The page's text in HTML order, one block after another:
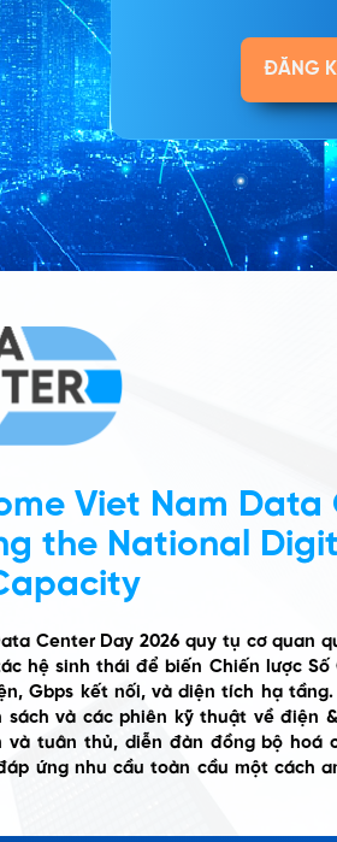
ĐĂNG
Viet Nam Data
the National
Center Day 2026 quy tụ cơ quan
hệ sinh thái để biến Chiến lược
Gbps kết nối, và diện tích hạ
sách và các phiên kỹ thuật về điện
và tuân thủ, diễn đàn đồng bộ hoá
ứng nhu cầu toàn cầu một cách